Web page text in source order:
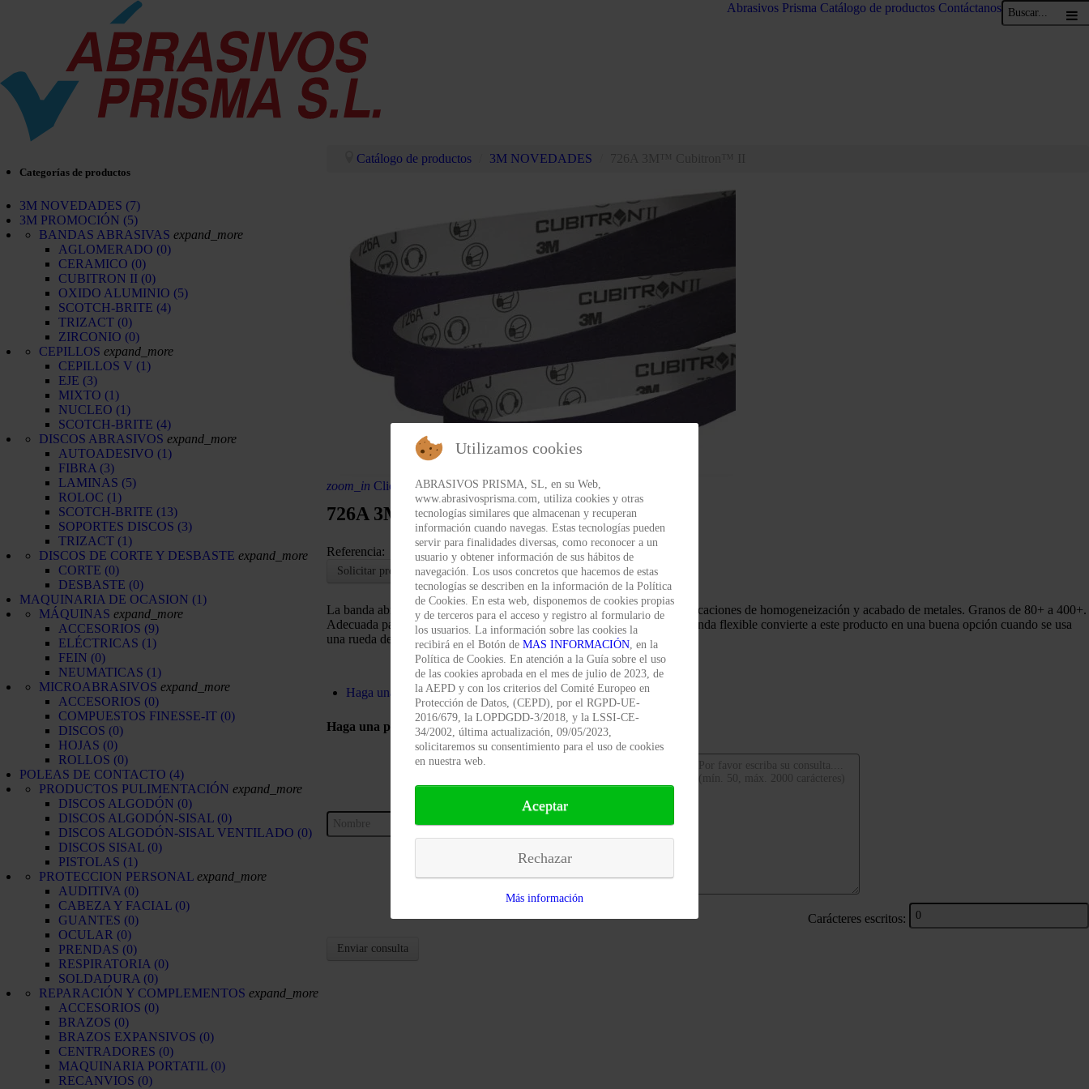
Abrasivos Prisma Catálogo de productos Contáctanos
Categorías de productos
3M NOVEDADES (7)
3M PROMOCIÓN (5)
BANDAS ABRASIVAS expand_more
AGLOMERADO (0)
CERAMICO (0)
CUBITRON II (0)
OXIDO ALUMINIO (5)
SCOTCH-BRITE (4)
TRIZACT (0)
ZIRCONIO (0)
CEPILLOS expand_more
CEPILLOS V (1)
EJE (3)
MIXTO (1)
NUCLEO (1)
SCOTCH-BRITE (4)
DISCOS ABRASIVOS expand_more
AUTOADESIVO (1)
FIBRA (3)
LAMINAS (5)
ROLOC (1)
SCOTCH-BRITE (13)
SOPORTES DISCOS (3)
TRIZACT (1)
DISCOS DE CORTE Y DESBASTE expand_more
CORTE (0)
DESBASTE (0)
MAQUINARIA DE OCASION (1)
MÁQUINAS expand_more
ACCESORIOS (9)
ELÉCTRICAS (1)
FEIN (0)
NEUMATICAS (1)
MICROABRASIVOS expand_more
ACCESORIOS (0)
COMPUESTOS FINESSE-IT (0)
DISCOS (0)
HOJAS (0)
ROLLOS (0)
POLEAS DE CONTACTO (4)
PRODUCTOS PULIMENTACIÓN expand_more
DISCOS ALGODÓN (0)
DISCOS ALGODÓN-SISAL (0)
DISCOS ALGODÓN-SISAL VENTILADO (0)
DISCOS SISAL (0)
PISTOLAS (1)
PROTECCION PERSONAL expand_more
AUDITIVA (0)
CABEZA Y FACIAL (0)
GUANTES (0)
OCULAR (0)
PRENDAS (0)
RESPIRATORIA (0)
SOLDADURA (0)
REPARACIÓN Y COMPLEMENTOS expand_more
ACCESORIOS (0)
BRAZOS (0)
BRAZOS EXPANSIVOS (0)
CENTRADORES (0)
MAQUINARIA PORTATIL (0)
RECANVIOS (0)
Catálogo de productos 3M NOVEDADES 726A 3M™ Cubitron™ II
zoom_in Clic para ampliar imagen
726A 3M™ Cubitron™ II
Referencia:
Solicitar precio
La banda abrasiva 726A 3M™ Cubitron™ II se usa ampliamente en aplicaciones de homogeneización y acabado de metales. Granos de 80+ a 400+.
Adecuada para procesos manuales, robotizados y automatizados. Esta banda flexible convierte a este producto en una buena opción cuando se usa
una rueda de contacto suave o al aire.
Haga una pregunta
Haga una pregunta
Carácteres escritos:
Enviar consulta
Utilizamos cookies
ABRASIVOS PRISMA, SL, en su Web,
www.abrasivosprisma.com, utiliza cookies y otras
tecnologías similares que almacenan y recuperan
información cuando navegas. Estas tecnologías pueden
servir para finalidades diversas, como reconocer a un
usuario y obtener información de sus hábitos de
navegación. Los usos concretos que hacemos de estas
tecnologías se describen en la información de la Política
de Cookies. En esta web, disponemos de cookies propias
y de terceros para el acceso y registro al formulario de
los usuarios. La información sobre las cookies la
recibirá en el Botón de MAS INFORMACIÓN , en la
Política de Cookies. En atención a la Guía sobre el uso
de las cookies aprobada en el mes de julio de 2023, de
la AEPD y con los criterios del Comité Europeo en
Protección de Datos, (CEPD), por el RGPD-UE-
2016/679, la LOPDGDD-3/2018, y la LSSI-CE-
34/2002, última actualización, 09/05/2023,
solicitaremos su consentimiento para el uso de cookies
en nuestra web.
Aceptar
Rechazar
Más información